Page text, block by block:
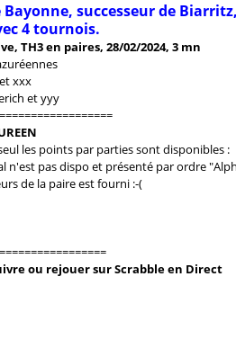
Bayonne, successeur de
4 tournois.
TH3 en paires, 28/02/2024, 3 mn
xxx
et yyy
les points par parties sont disponibles :
n'est pas dispo et présenté par ordre
de la paire est fourni :-(
ou rejouer sur Scrabble en Direct